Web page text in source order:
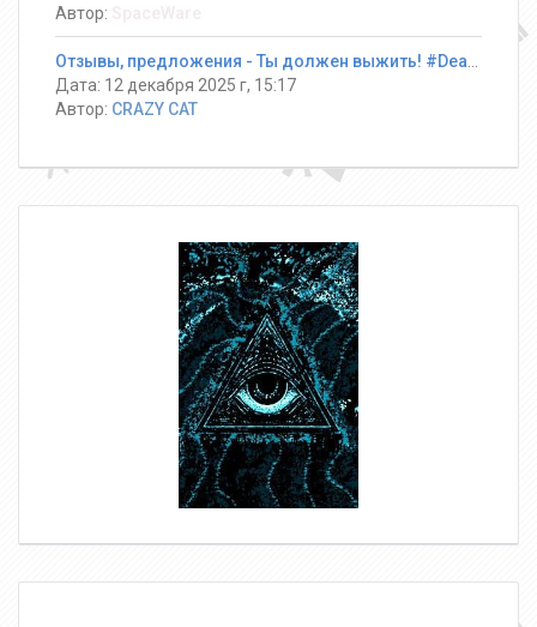
Автор:
Дата: 12 декабря 2025 г, 15:17
Автор: CRAZY CAT